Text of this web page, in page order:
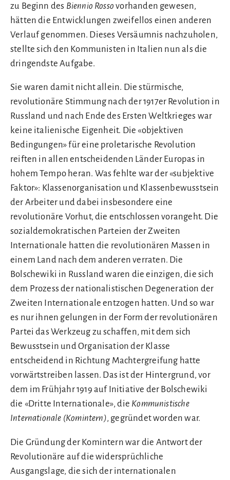
zu Beginn des Biennio Rosso vorhanden gewesen,
hätten die Entwicklungen zweifellos einen anderen
Verlauf genommen. Dieses Versäumnis nachzuholen,
stellte sich den Kommunisten in Italien nun als die
dringendste Aufgabe.
Sie waren damit nicht allein. Die stürmische,
revolutionäre Stimmung nach der 1917er Revolution in
Russland und nach Ende des Ersten Weltkrieges war
keine italienische Eigenheit. Die «objektiven
Bedingungen» für eine proletarische Revolution
reiften in allen entscheidenden Länder Europas in
hohem Tempo heran. Was fehlte war der «subjektive
Faktor»: Klassenorganisation und Klassenbewusstsein
der Arbeiter und dabei insbesondere eine
revolutionäre Vorhut, die entschlossen vorangeht. Die
sozialdemokratischen Parteien der Zweiten
Internationale hatten die revolutionären Massen in
einem Land nach dem anderen verraten. Die
Bolschewiki in Russland waren die einzigen, die sich
dem Prozess der nationalistischen Degeneration der
Zweiten Internationale entzogen hatten. Und so war
es nur ihnen gelungen in der Form der revolutionären
Partei das Werkzeug zu schaffen, mit dem sich
Bewusstsein und Organisation der Klasse
entscheidend in Richtung Machtergreifung hatte
vorwärtstreiben lassen. Das ist der Hintergrund, vor
dem im Frühjahr 1919 auf Initiative der Bolschewiki
die «Dritte Internationale», die Kommunistische
Internationale (Komintern), gegründet worden war.
Die Gründung der Komintern war die Antwort der
Revolutionäre auf die widersprüchliche
Ausgangslage, die sich der internationalen